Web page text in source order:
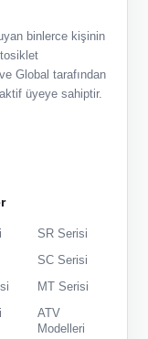
binlerce kişinin
Global tarafından
üyeye sahiptir.
SR Serisi
SC Serisi
MT Serisi
ATV
Modelleri